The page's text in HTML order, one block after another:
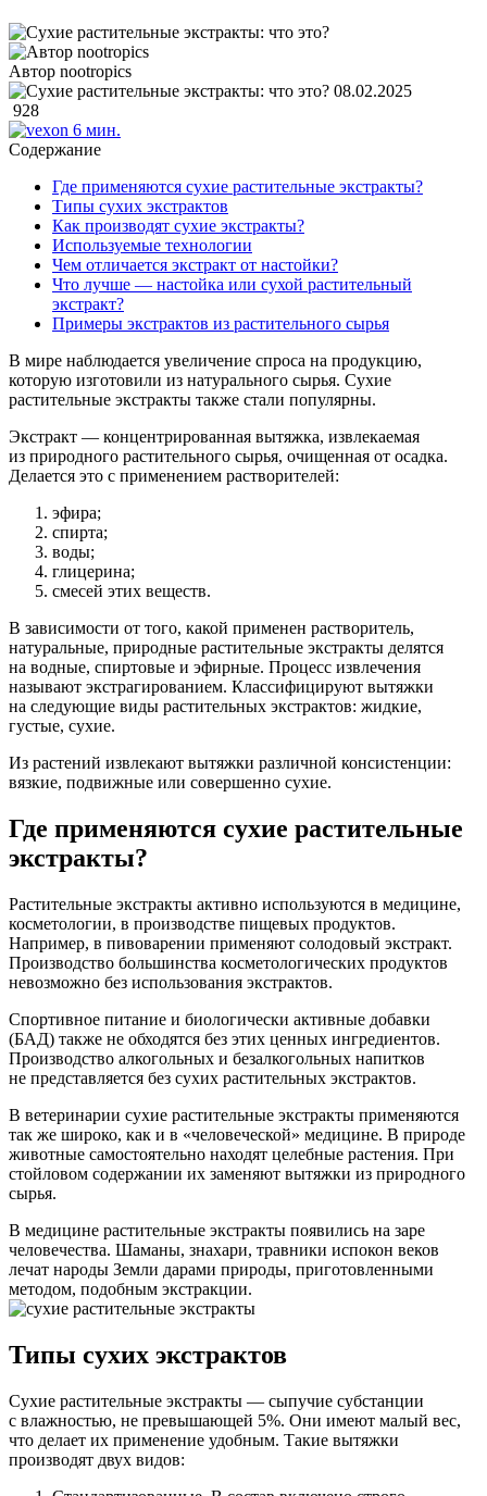
Автор nootropics
08.02.2025
928
6 мин.
Содержание
Где применяются сухие растительные экстракты?
Типы сухих экстрактов
Как производят сухие экстракты?
Используемые технологии
Чем отличается экстракт от настойки?
Что лучше — настойка или сухой растительный
экстракт?
Примеры экстрактов из растительного сырья
В мире наблюдается увеличение спроса на продукцию,
которую изготовили из натурального сырья. Cухие
растительные экстракты также стали популярны.
Экстракт — концентрированная вытяжка, извлекаемая
из природного растительного сырья, очищенная от осадка.
Делается это с применением растворителей:
эфира;
спирта;
воды;
глицерина;
смесей этих веществ.
В зависимости от того, какой применен растворитель,
натуральные, природные растительные экстракты делятся
на водные, спиртовые и эфирные. Процесс извлечения
называют экстрагированием. Классифицируют вытяжки
на следующие виды растительных экстрактов: жидкие,
густые, сухие.
Из растений извлекают вытяжки различной консистенции:
вязкие, подвижные или совершенно сухие.
Где применяются сухие растительные
экстракты?
Растительные экстракты активно используются в медицине,
косметологии, в производстве пищевых продуктов.
Например, в пивоварении применяют солодовый экстракт.
Производство большинства косметологических продуктов
невозможно без использования экстрактов.
Спортивное питание и биологически активные добавки
(БАД) также не обходятся без этих ценных ингредиентов.
Производство алкогольных и безалкогольных напитков
не представляется без сухих растительных экстрактов.
В ветеринарии сухие растительные экстракты применяются
так же широко, как и в «человеческой» медицине. В природе
животные самостоятельно находят целебные растения. При
стойловом содержании их заменяют вытяжки из природного
сырья.
В медицине растительные экстракты появились на заре
человечества. Шаманы, знахари, травники испокон веков
лечат народы Земли дарами природы, приготовленными
методом, подобным экстракции.
Типы сухих экстрактов
Сухие растительные экстракты — сыпучие субстанции
с влажностью, не превышающей 5%. Они имеют малый вес,
что делает их применение удобным. Такие вытяжки
производят двух видов: